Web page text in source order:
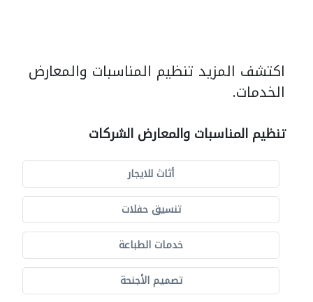
اكتشف المزيد تنظيم المناسبات والمعارض
الخدمات.
تنظيم المناسبات والمعارض الشركات
أثاث للايجار
تنسيق حفلات
خدمات الطباعة
تصميم الأجنحة